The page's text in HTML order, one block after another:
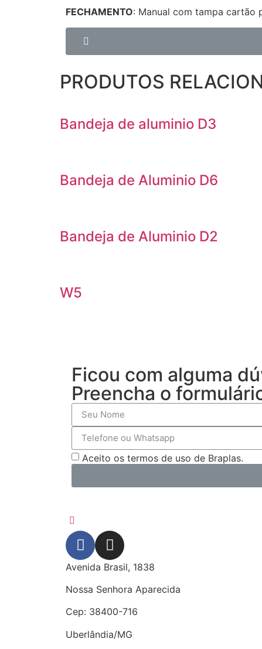
FECHAMENTO: Manual com tampa cartão
PRODUTOS
Bandeja de aluminio D3
Bandeja de Aluminio D6
Bandeja de Aluminio D2
W5
Ficou com alguma
Preencha o
Aceito os termos de uso de Braplas.
Avenida Brasil, 1838
Nossa Senhora Aparecida
Cep: 38400-716
Uberlândia/MG